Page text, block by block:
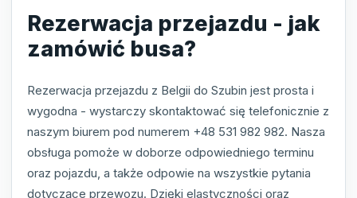
Rezerwacja przejazdu - jak
zamówić busa?
Rezerwacja przejazdu z Belgii do Szubin jest prosta i
wygodna - wystarczy skontaktować się telefonicznie z
naszym biurem pod numerem +48 531 982 982. Nasza
obsługa pomoże w doborze odpowiedniego terminu
oraz pojazdu, a także odpowie na wszystkie pytania
dotyczące przewozu. Dzięki elastyczności oraz